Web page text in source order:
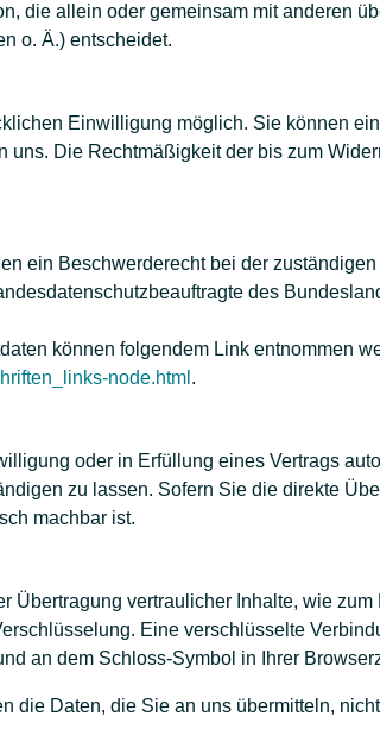
die allein oder gemeinsam mit anderen
o. Ä.) entscheidet.
Einwilligung möglich. Sie können
Die Rechtmäßigkeit der bis zum
ein Beschwerderecht bei der
des
können folgendem Link entnommen
node.html .
oder in Erfüllung eines Vertrags
zu lassen. Sofern Sie die direkte
machbar ist.
Übertragung vertraulicher Inhalte, wie
Eine verschlüsselte
an dem Schloss-Symbol in Ihrer
die Daten, die Sie an uns übermitteln,